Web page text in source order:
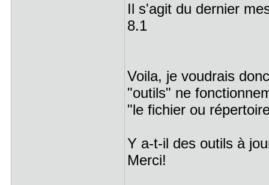
Il s'agit du dernier
8.1
Voila, je voudrais
"outils" ne
"le fichier ou
Y a-t-il des outils à
Merci!